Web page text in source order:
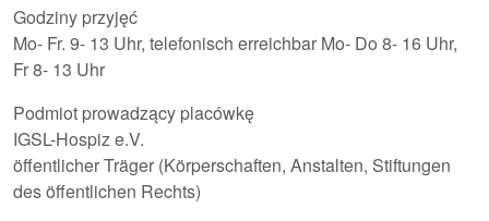
Godziny przyjęć
Mo- Fr. 9- 13 Uhr, telefonisch erreichbar Mo- Do 8- 16 Uhr,
Fr 8- 13 Uhr
Podmiot prowadzący placówkę
IGSL-Hospiz e.V.
öffentlicher Träger (Körperschaften, Anstalten, Stiftungen
des öffentlichen Rechts)